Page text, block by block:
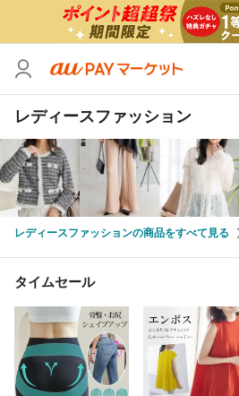
レディースファッション
レディースファッションの商品をすべて見る
タイムセール
カテゴリ
価格
支払い方法
その他の条件
送料無料 タ
Pontaパス特典対象すべて
サンキュー配送対象 レ
キーワード